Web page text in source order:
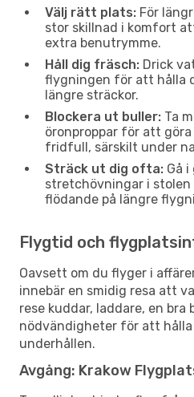
Välj rätt plats: För
stor skillnad i komfort
extra benutrymme.
Håll dig fräsch: Drick
flygningen för att hålla
längre sträckor.
Blockera ut buller: Ta
öronproppar för att
fridfull, särskilt under
Sträck ut dig ofta: Gå
stretchövningar i
flödande på längre
Flygtid och
Oavsett om du flyger i
innebär en smidig resa att
rese kuddar, laddare, en bra
nödvändigheter för att hålla
underhållen.
Avgång: Krakow